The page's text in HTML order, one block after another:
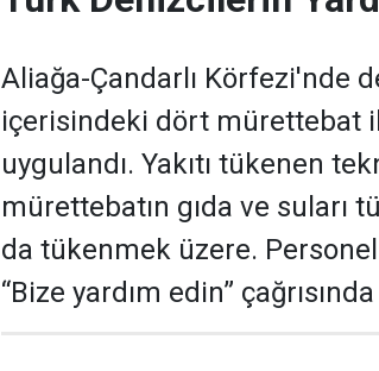
Aliağa-Çandarlı Körfezi'nde
içerisindeki dört mürettebat
uygulandı. Yakıtı tükenen
mürettebatın gıda ve suları
da tükenmek üzere.
“Bize yardım edin”